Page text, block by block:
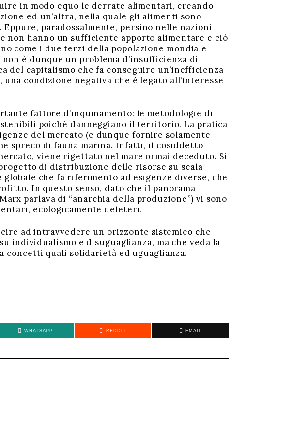
in modo equo le derrate alimentari, creando
ed un’altra, nella quale gli alimenti sono
paradossalmente, persino nelle nazioni
non hanno un sufficiente apporto alimentare e ciò
come i due terzi della popolazione mondiale
è dunque un problema d’insufficienza di
del capitalismo che fa conseguire un’inefficienza
condizione negativa che é legato all’interesse
fattore d’inquinamento: le metodologie di
poiché danneggiano il territorio. La pratica
del mercato (e dunque fornire solamente
spreco di fauna marina. Infatti, il cosiddetto
viene rigettato nel mare ormai deceduto. Si
di distribuzione delle risorse su scala
che fa riferimento ad esigenze diverse, che
In questo senso, dato che il panorama
parlava di “anarchia della produzione”) vi sono
ecologicamente deleteri.
ad intravvedere un orizzonte sistemico che
individualismo e disuguaglianza, ma che veda la
concetti quali solidarietà ed uguaglianza.
WHATSAPP REDDIT EMAIL